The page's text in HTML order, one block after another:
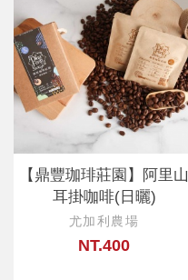
【鼎豐珈琲莊園】阿里山
耳掛咖啡(日曬)
尤加利農場
NT.400